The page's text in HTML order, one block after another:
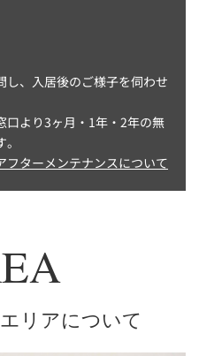
し、入居後のご様子を伺わせ
口より3ヶ月・1年・2年の無
フターメンテナンスについて
リアについて